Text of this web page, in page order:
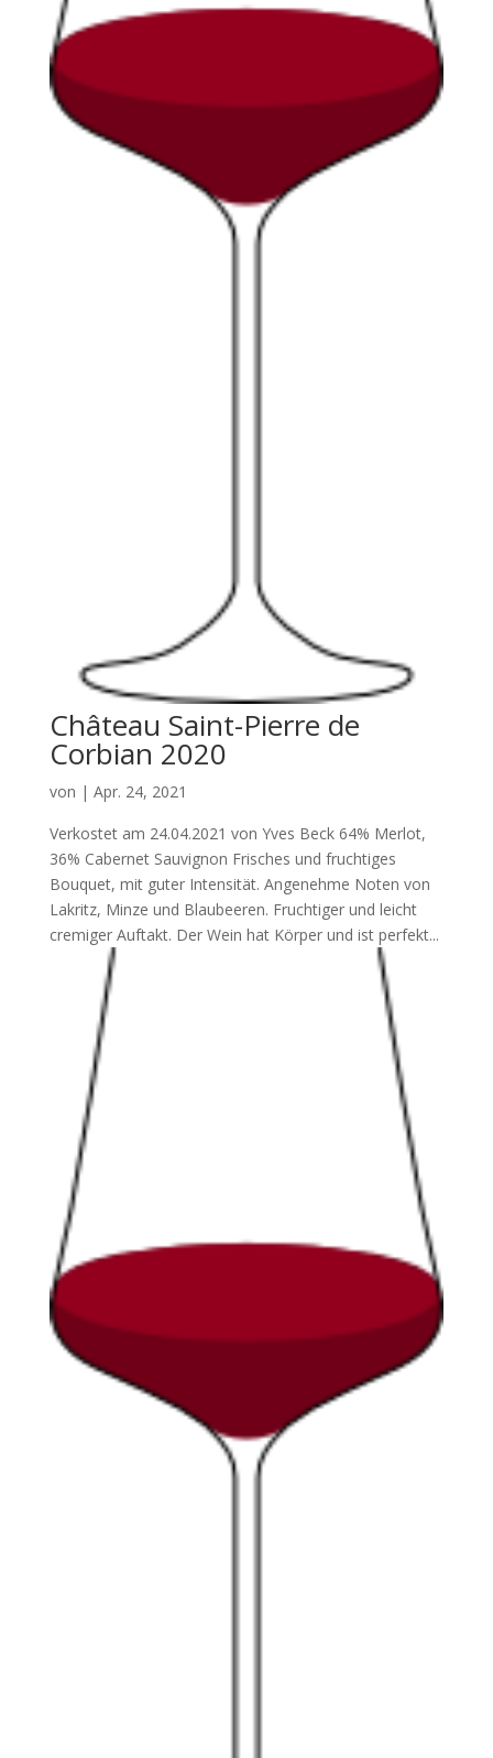
Château Saint-Pierre de
Corbian 2020
von | Apr. 24, 2021
Verkostet am 24.04.2021 von Yves Beck 64% Merlot,
36% Cabernet Sauvignon Frisches und fruchtiges
Bouquet, mit guter Intensität. Angenehme Noten von
Lakritz, Minze und Blaubeeren. Fruchtiger und leicht
cremiger Auftakt. Der Wein hat Körper und ist perfekt...